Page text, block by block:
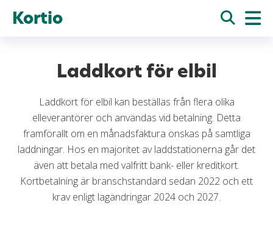
Kortio
Laddkort för elbil
Laddkort för elbil kan beställas från flera olika
elleverantörer och användas vid betalning. Detta
framförallt om en månadsfaktura önskas på samtliga
laddningar. Hos en majoritet av laddstationerna går det
även att betala med valfritt bank- eller kreditkort.
Kortbetalning är branschstandard sedan 2022 och ett
krav enligt lagändringar 2024 och 2027.